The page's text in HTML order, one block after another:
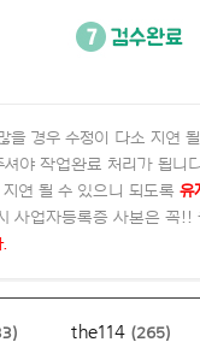
을 경우 수정이 다소 지연
야 작업완료 처리가 됩니
연 될 수 있으니 되도록 유
사업자등록증 사본은 꼭
the114 (265)